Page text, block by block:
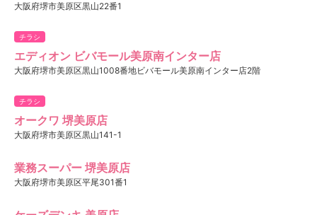
大阪府堺市美原区黒山22番1
チラシ
エディオン ビバモール美原南インター店
大阪府堺市美原区黒山1008番地ビバモール美原南インター店2階
チラシ
オークワ 堺美原店
大阪府堺市美原区黒山141-1
業務スーパー 堺美原店
大阪府堺市美原区平尾301番1